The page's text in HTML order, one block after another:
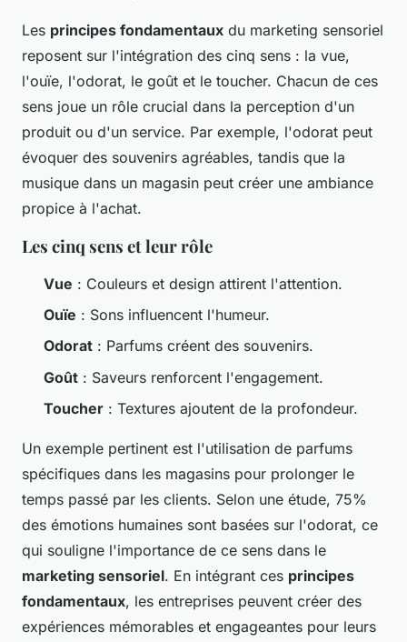
Les principes fondamentaux du marketing sensoriel
reposent sur l'intégration des cinq sens : la vue,
l'ouïe, l'odorat, le goût et le toucher. Chacun de ces
sens joue un rôle crucial dans la perception d'un
produit ou d'un service. Par exemple, l'odorat peut
évoquer des souvenirs agréables, tandis que la
musique dans un magasin peut créer une ambiance
propice à l'achat.
Les cinq sens et leur rôle
Vue : Couleurs et design attirent l'attention.
Ouïe : Sons influencent l'humeur.
Odorat : Parfums créent des souvenirs.
Goût : Saveurs renforcent l'engagement.
Toucher : Textures ajoutent de la profondeur.
Un exemple pertinent est l'utilisation de parfums
spécifiques dans les magasins pour prolonger le
temps passé par les clients. Selon une étude, 75%
des émotions humaines sont basées sur l'odorat, ce
qui souligne l'importance de ce sens dans le
marketing sensoriel. En intégrant ces principes
fondamentaux, les entreprises peuvent créer des
expériences mémorables et engageantes pour leurs